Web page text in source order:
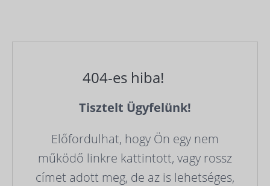
404-es hiba!
Tisztelt Ügyfelünk!
Előfordulhat, hogy Ön egy nem
működő linkre kattintott, vagy rossz
címet adott meg, de az is lehetséges,